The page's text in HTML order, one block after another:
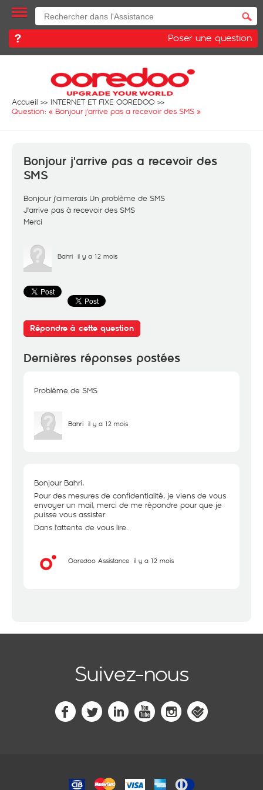
Poser une question
Accueil
INTERNET ET FIXE OOREDOO
Question: « Bonjour j'arrive pas a recevoir des SMS »
Bonjour j'arrive pas a recevoir des
SMS
Bonjour j'aimerais Un problème de SMS
J'arrive pas à recevoir des SMS
Merci
Bahri il y a 12 mois
Répondre à cette question
Dernières réponses postées
Problème de SMS
Bahri il y a 12 mois
Bonjour Bahri,
Pour des mesures de confidentialité, je viens de vous
envoyer un mail, merci de me répondre pour que je
puisse vous assister.
Dans l'attente de vous lire.
Ooredoo Assistance il y a 12 mois
Suivez-nous